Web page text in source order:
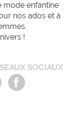
mode enfantine
nos ados et à
!
SOCIAUX